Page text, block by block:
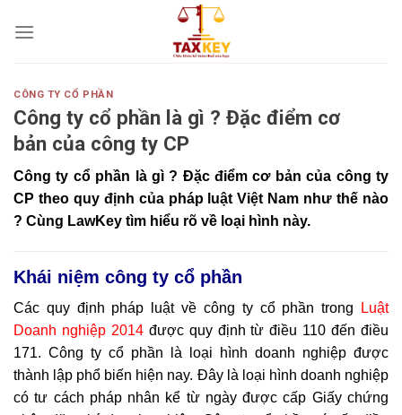
CÔNG TY CỔ PHẦN
Công ty cổ phần là gì ? Đặc điểm cơ
bản của công ty CP
Công ty cổ phần là gì ? Đặc điểm cơ bản của công ty
CP theo quy định của pháp luật Việt Nam như thế nào
? Cùng LawKey tìm hiểu rõ về loại hình này.
Khái niệm công ty cổ phần
Các quy định pháp luật về công ty cổ phần trong
Luật
Doanh nghiệp 2014được quy định từ điều 110 đến điều
171. Công ty cổ phần là loại hình doanh nghiệp được
thành lập phổ biến hiện nay. Đây là loại hình doanh nghiệp
có tư cách pháp nhân kể từ ngày được cấp Giấy chứng